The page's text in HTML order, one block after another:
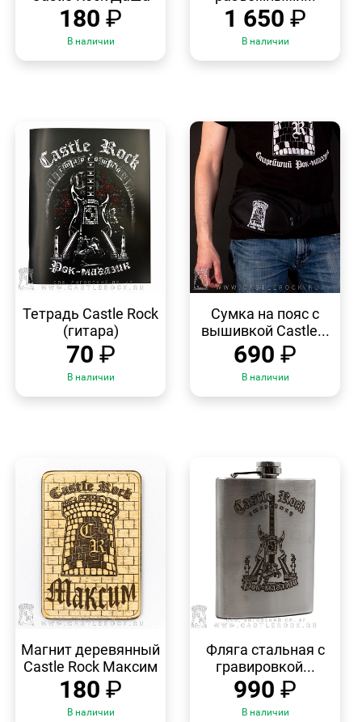
180 ₽
В наличии
1 650 ₽
В наличии
ПРОСМОТР
Тетрадь Castle Rock
(гитара)
70 ₽
В наличии
ПРОСМОТР
Сумка на пояс с
вышивкой Castle...
690 ₽
В наличии
ПРОСМОТР
Магнит деревянный
Castle Rock Максим
180 ₽
В наличии
ПРОСМОТР
Фляга стальная с
гравировкой...
990 ₽
В наличии